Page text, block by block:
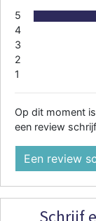
5
4
3
2
1
Op dit moment
een review
Een review
Schrijf